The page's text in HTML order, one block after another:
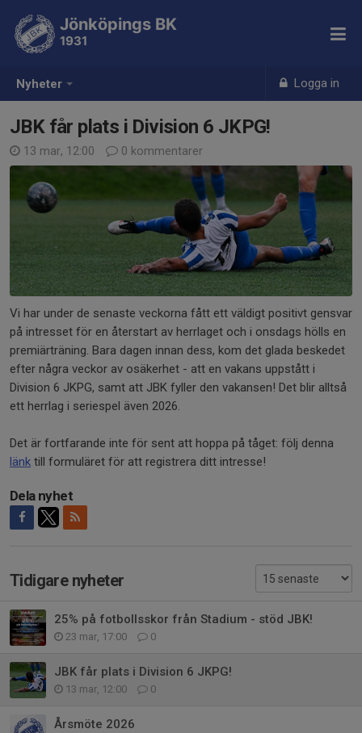
Nyheter Logga in
Jönköpings BK
1931
JBK får plats i Division 6 JKPG!
13 mar, 12:00 0 kommentarer
Vi har under de senaste veckorna fått ett väldigt positivt gensvar
på intresset för en återstart av herrlaget och i onsdags hölls en
premiärträning. Bara dagen innan dess, kom det glada beskedet
efter några veckor av osäkerhet - att en vakans uppstått i
Division 6 JKPG, samt att JBK fyller den vakansen! Det blir alltså
ett herrlag i seriespel även 2026.
Det är fortfarande inte för sent att hoppa på tåget: följ denna
länk till formuläret för att registrera ditt intresse!
Dela nyhet
Tidigare nyheter
25% på fotbollsskor från Stadium - stöd JBK!
23 mar, 17:00 0
JBK får plats i Division 6 JKPG!
13 mar, 12:00 0
Årsmöte 2026